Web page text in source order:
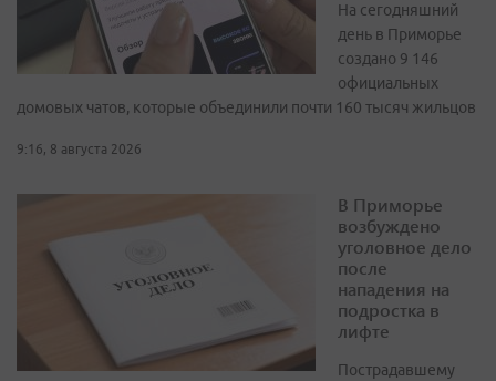
На сегодняшний
день в Приморье
создано 9 146
официальных
домовых чатов, которые объединили почти 160 тысяч жильцов
9:16, 8 августа 2026
В Приморье
возбуждено
уголовное дело
после
нападения на
подростка в
лифте
Пострадавшему